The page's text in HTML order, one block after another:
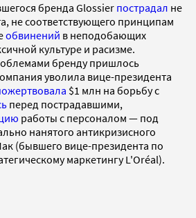
бренда Glossier пострадал не
не соответствующего принципам
обвинений в неподобающих
культуре и расизме.
бренду пришлось
уволила вице-президента
$1 млн на борьбу с
перед пострадавшими,
работы с персоналом — под
нанятого антикризисного
(бывшего вице-президента по
маркетингу L'Oréal).